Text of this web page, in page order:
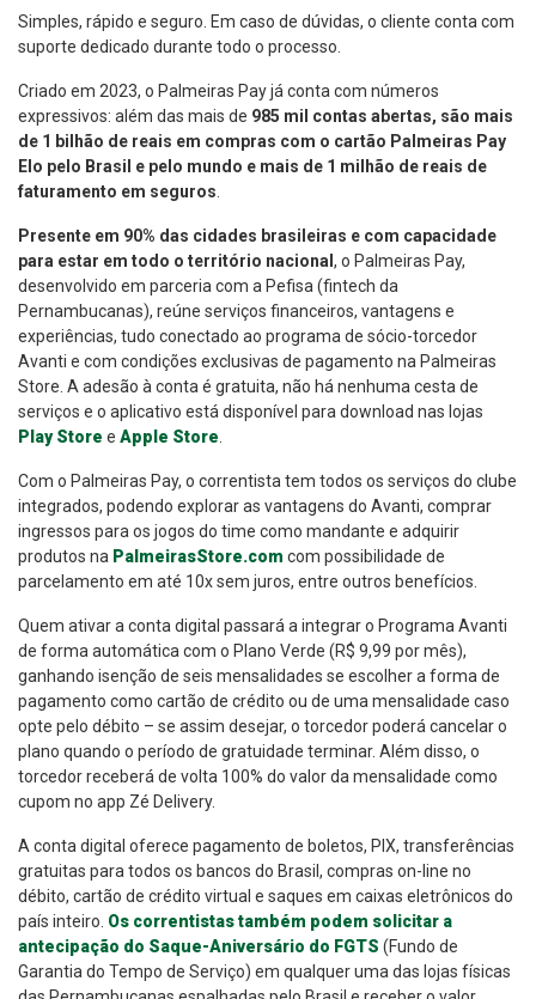
Simples, rápido e seguro. Em caso de dúvidas, o cliente conta com
suporte dedicado durante todo o processo.
Criado em 2023, o Palmeiras Pay já conta com números
expressivos: além das mais de 985 mil contas abertas, são mais
de 1 bilhão de reais em compras com o cartão Palmeiras Pay
Elo pelo Brasil e pelo mundo e mais de 1 milhão de reais de
faturamento em seguros
Presente em 90% das cidades brasileiras e com capacidade
para estar em todo o território nacional , o Palmeiras Pay,
desenvolvido em parceria com a Pefisa (fintech da
Pernambucanas), reúne serviços financeiros, vantagens e
experiências, tudo conectado ao programa de sócio-torcedor
Avanti e com condições exclusivas de pagamento na Palmeiras
Store. A adesão à conta é gratuita, não há nenhuma cesta de
serviços e o aplicativo está disponível para download nas lojas
Play Store e Apple Store
Com o Palmeiras Pay, o correntista tem todos os serviços do clube
integrados, podendo explorar as vantagens do Avanti, comprar
ingressos para os jogos do time como mandante e adquirir
produtos na PalmeirasStore.com com possibilidade de
parcelamento em até 10x sem juros, entre outros benefícios.
Quem ativar a conta digital passará a integrar o Programa Avanti
de forma automática com o Plano Verde (R$ 9,99 por mês),
ganhando isenção de seis mensalidades se escolher a forma de
pagamento como cartão de crédito ou de uma mensalidade caso
opte pelo débito – se assim desejar, o torcedor poderá cancelar o
plano quando o período de gratuidade terminar. Além disso, o
torcedor receberá de volta 100% do valor da mensalidade como
cupom no app Zé Delivery.
A conta digital oferece pagamento de boletos, PIX, transferências
gratuitas para todos os bancos do Brasil, compras on-line no
débito, cartão de crédito virtual e saques em caixas eletrônicos do
país inteiro. Os correntistas também podem solicitar a
antecipação do Saque-Aniversário do FGTS (Fundo de
Garantia do Tempo de Serviço) em qualquer uma das lojas físicas